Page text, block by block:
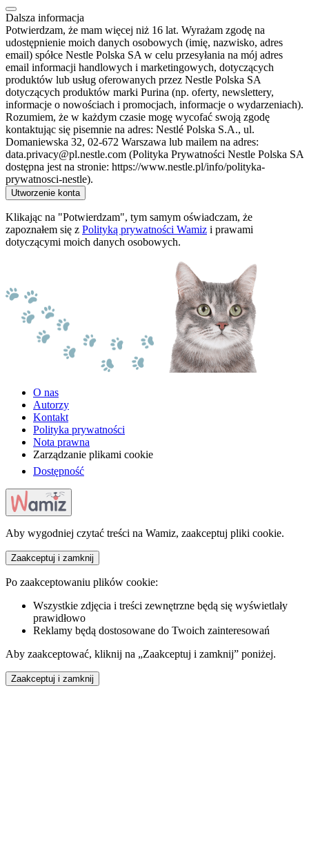
Dalsza informacja
Potwierdzam, że mam więcej niż 16 lat. Wyrażam zgodę na
udostępnienie moich danych osobowych (imię, nazwisko, adres
email) spółce Nestle Polska SA w celu przesyłania na mój adres
email informacji handlowych i marketingowych, dotyczących
produktów lub usług oferowanych przez Nestle Polska SA
dotyczących produktów marki Purina (np. oferty, newslettery,
informacje o nowościach i promocjach, informacje o wydarzeniach).
Rozumiem, że w każdym czasie mogę wycofać swoją zgodę
kontaktując się pisemnie na adres: Nestlé Polska S.A., ul.
Domaniewska 32, 02-672 Warszawa lub mailem na adres:
data.privacy@pl.nestle.com (Polityka Prywatności Nestle Polska SA
dostępna jest na stronie: https://www.nestle.pl/info/polityka-
prywatnosci-nestle).
Utworzenie konta
Klikając na "Potwierdzam", tym samym oświadczam, że
zapoznałem się z Polityką prywatności Wamiz i prawami
dotyczącymi moich danych osobowych.
O nas
Autorzy
Kontakt
Polityka prywatności
Nota prawna
Zarządzanie plikami cookie
Dostępność
Aby wygodniej czytać treści na Wamiz, zaakceptuj pliki cookie.
Zaakceptuj i zamknij
Po zaakceptowaniu plików cookie:
Wszystkie zdjęcia i treści zewnętrzne będą się wyświetlały
prawidłowo
Reklamy będą dostosowane do Twoich zainteresowań
Aby zaakceptować, kliknij na „Zaakceptuj i zamknij” poniżej.
Zaakceptuj i zamknij